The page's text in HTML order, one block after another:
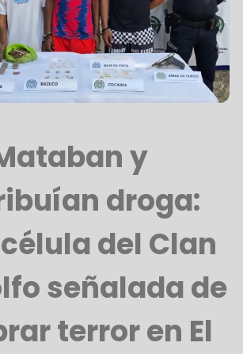
y
droga:
del Clan
señalada de
terror en El